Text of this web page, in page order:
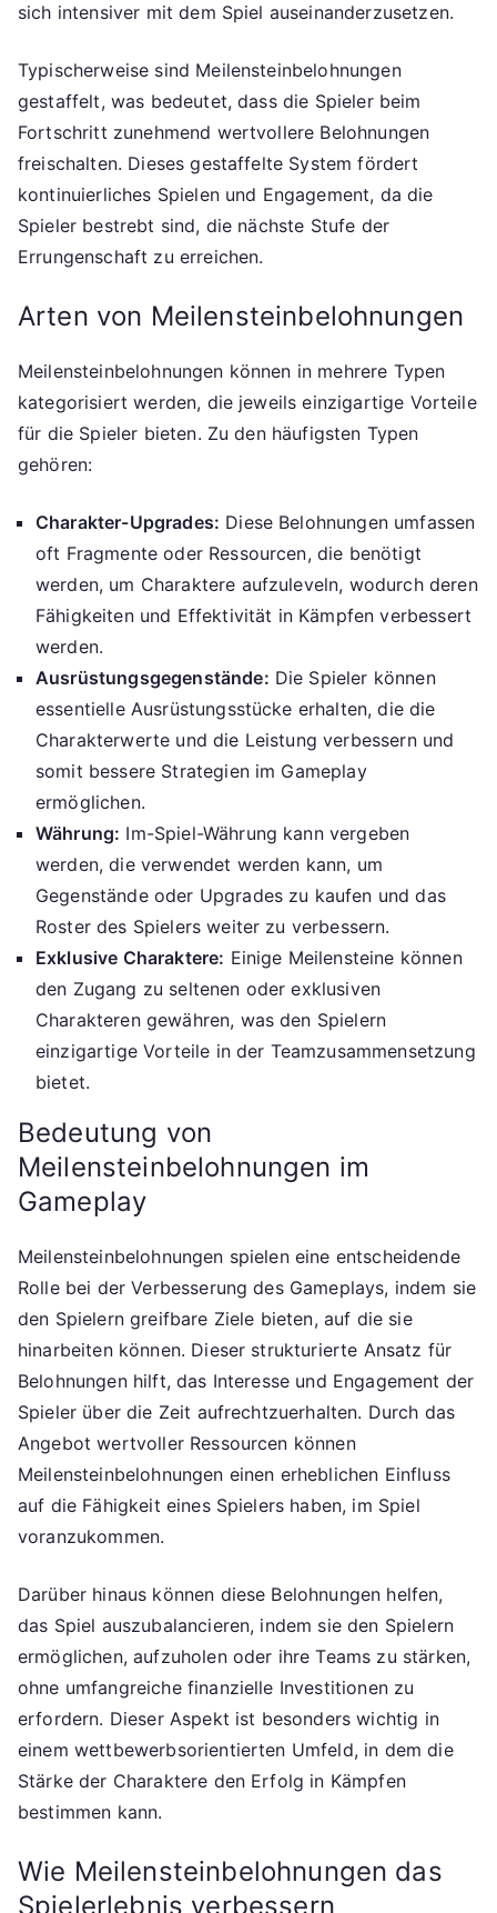
sich intensiver mit dem Spiel auseinanderzusetzen.
Typischerweise sind Meilensteinbelohnungen
gestaffelt, was bedeutet, dass die Spieler beim
Fortschritt zunehmend wertvollere Belohnungen
freischalten. Dieses gestaffelte System fördert
kontinuierliches Spielen und Engagement, da die
Spieler bestrebt sind, die nächste Stufe der
Errungenschaft zu erreichen.
Arten von Meilensteinbelohnungen
Meilensteinbelohnungen können in mehrere Typen
kategorisiert werden, die jeweils einzigartige Vorteile
für die Spieler bieten. Zu den häufigsten Typen
gehören:
Charakter-Upgrades: Diese Belohnungen umfassen
oft Fragmente oder Ressourcen, die benötigt
werden, um Charaktere aufzuleveln, wodurch deren
Fähigkeiten und Effektivität in Kämpfen verbessert
werden.
Ausrüstungsgegenstände: Die Spieler können
essentielle Ausrüstungsstücke erhalten, die die
Charakterwerte und die Leistung verbessern und
somit bessere Strategien im Gameplay
ermöglichen.
Währung: Im-Spiel-Währung kann vergeben
werden, die verwendet werden kann, um
Gegenstände oder Upgrades zu kaufen und das
Roster des Spielers weiter zu verbessern.
Exklusive Charaktere: Einige Meilensteine können
den Zugang zu seltenen oder exklusiven
Charakteren gewähren, was den Spielern
einzigartige Vorteile in der Teamzusammensetzung
bietet.
Bedeutung von
Meilensteinbelohnungen im
Gameplay
Meilensteinbelohnungen spielen eine entscheidende
Rolle bei der Verbesserung des Gameplays, indem sie
den Spielern greifbare Ziele bieten, auf die sie
hinarbeiten können. Dieser strukturierte Ansatz für
Belohnungen hilft, das Interesse und Engagement der
Spieler über die Zeit aufrechtzuerhalten. Durch das
Angebot wertvoller Ressourcen können
Meilensteinbelohnungen einen erheblichen Einfluss
auf die Fähigkeit eines Spielers haben, im Spiel
voranzukommen.
Darüber hinaus können diese Belohnungen helfen,
das Spiel auszubalancieren, indem sie den Spielern
ermöglichen, aufzuholen oder ihre Teams zu stärken,
ohne umfangreiche finanzielle Investitionen zu
erfordern. Dieser Aspekt ist besonders wichtig in
einem wettbewerbsorientierten Umfeld, in dem die
Stärke der Charaktere den Erfolg in Kämpfen
bestimmen kann.
Wie Meilensteinbelohnungen das
Spielerlebnis verbessern